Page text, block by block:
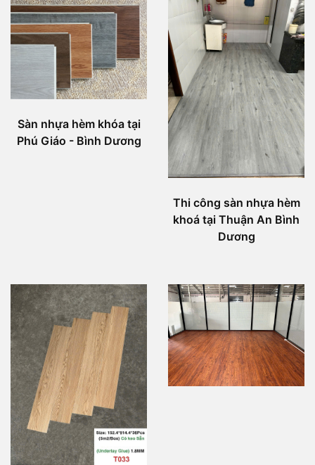
Sàn nhựa hèm khóa tại
Phú Giáo - Bình Dương
Thi công sàn nhựa hèm
khoá tại Thuận An Bình
Dương